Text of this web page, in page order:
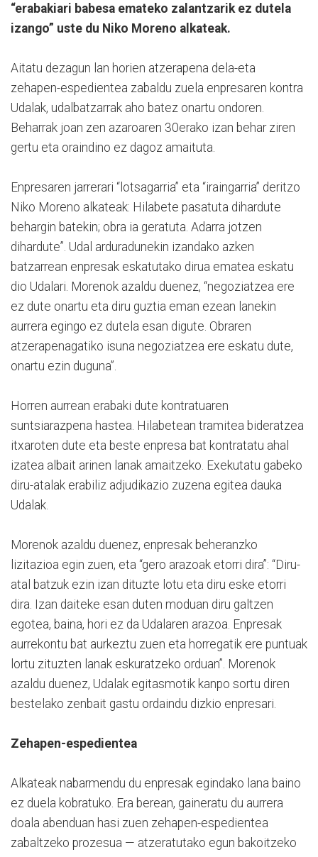
“erabakiari babesa emateko zalantzarik ez dutela
izango” uste du Niko Moreno alkateak.
Aitatu dezagun lan horien atzerapena dela-eta
zehapen-espedientea zabaldu zuela enpresaren kontra
Udalak, udalbatzarrak aho batez onartu ondoren.
Beharrak joan zen azaroaren 30erako izan behar ziren
gertu eta oraindino ez dagoz amaituta.
Enpresaren jarrerari “lotsagarria” eta “iraingarria” deritzo
Niko Moreno alkateak: Hilabete pasatuta dihardute
behargin batekin; obra ia geratuta. Adarra jotzen
dihardute”. Udal arduradunekin izandako azken
batzarrean enpresak eskatutako dirua ematea eskatu
dio Udalari. Morenok azaldu duenez, “negoziatzea ere
ez dute onartu eta diru guztia eman ezean lanekin
aurrera egingo ez dutela esan digute. Obraren
atzerapenagatiko isuna negoziatzea ere eskatu dute,
onartu ezin duguna”.
Horren aurrean erabaki dute kontratuaren
suntsiarazpena hastea. Hilabetean tramitea bideratzea
itxaroten dute eta beste enpresa bat kontratatu ahal
izatea albait arinen lanak amaitzeko. Exekutatu gabeko
diru-atalak erabiliz adjudikazio zuzena egitea dauka
Udalak.
Morenok azaldu duenez, enpresak beheranzko
lizitazioa egin zuen, eta “gero arazoak etorri dira”: “Diru-
atal batzuk ezin izan dituzte lotu eta diru eske etorri
dira. Izan daiteke esan duten moduan diru galtzen
egotea, baina, hori ez da Udalaren arazoa. Enpresak
aurrekontu bat aurkeztu zuen eta horregatik ere puntuak
lortu zituzten lanak eskuratzeko orduan”. Morenok
azaldu duenez, Udalak egitasmotik kanpo sortu diren
bestelako zenbait gastu ordaindu dizkio enpresari.
Zehapen-espedientea
Alkateak nabarmendu du enpresak egindako lana baino
ez duela kobratuko. Era berean, gaineratu du aurrera
doala abenduan hasi zuen zehapen-espedientea
zabaltzeko prozesua — atzeratutako egun bakoitzeko